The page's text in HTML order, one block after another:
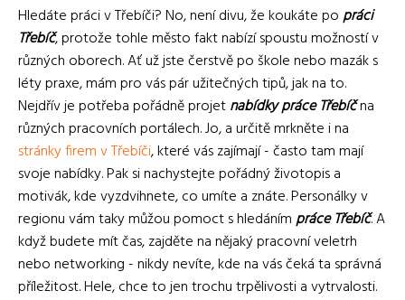
Hledáte práci v Třebíči? No, není divu, že koukáte popráci
Třebíč, protože tohle město fakt nabízí spoustu možností v
různých oborech. Ať už jste čerstvě po škole nebo mazák s
léty praxe, mám pro vás pár užitečných tipů, jak na to.
Nejdřív je potřeba pořádně projetnabídky práce Třebíčna
různých pracovních portálech. Jo, a určitě mrkněte i na
stránky firem v Třebíči, které vás zajímají - často tam mají
svoje nabídky. Pak si nachystejte pořádný životopis a
motivák, kde vyzdvihnete, co umíte a znáte. Personálky v
regionu vám taky můžou pomoct s hledánímpráce Třebíč. A
když budete mít čas, zajděte na nějaký pracovní veletrh
nebo networking - nikdy nevíte, kde na vás čeká ta správná
příležitost. Hele, chce to jen trochu trpělivosti a vytrvalosti.